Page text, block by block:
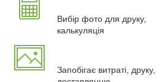
Вибір фото для друку,
калькуляція
Запобігає витраті, друку,